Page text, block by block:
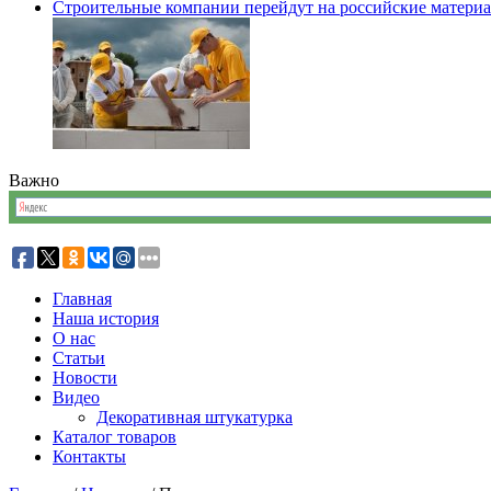
Строительные компании перейдут на российские
Важно
Главная
Наша история
О нас
Статьи
Новости
Видео
Декоративная штукатурка
Каталог товаров
Контакты